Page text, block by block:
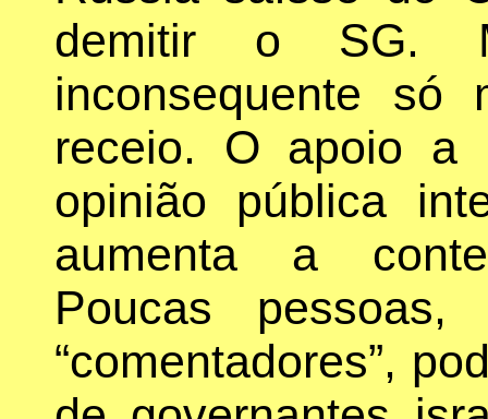
demitir o SG.
inconsequente só
receio. O apoio a
opinião pública
aumenta a
Poucas
“comentadores”,